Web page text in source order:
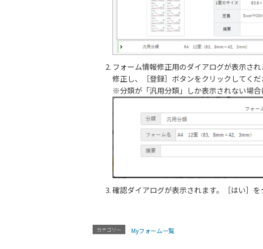
フォーム情報修正用のダイアログが表示さ
修正し、［登録］ボタンをクリックしてくだ
※分類が「汎用分類」しか表示されない場合
確認ダイアログが表示されます。［はい］を
カテゴリー Myフォーム一覧